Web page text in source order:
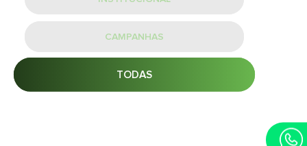
CAMPANHAS
TODAS